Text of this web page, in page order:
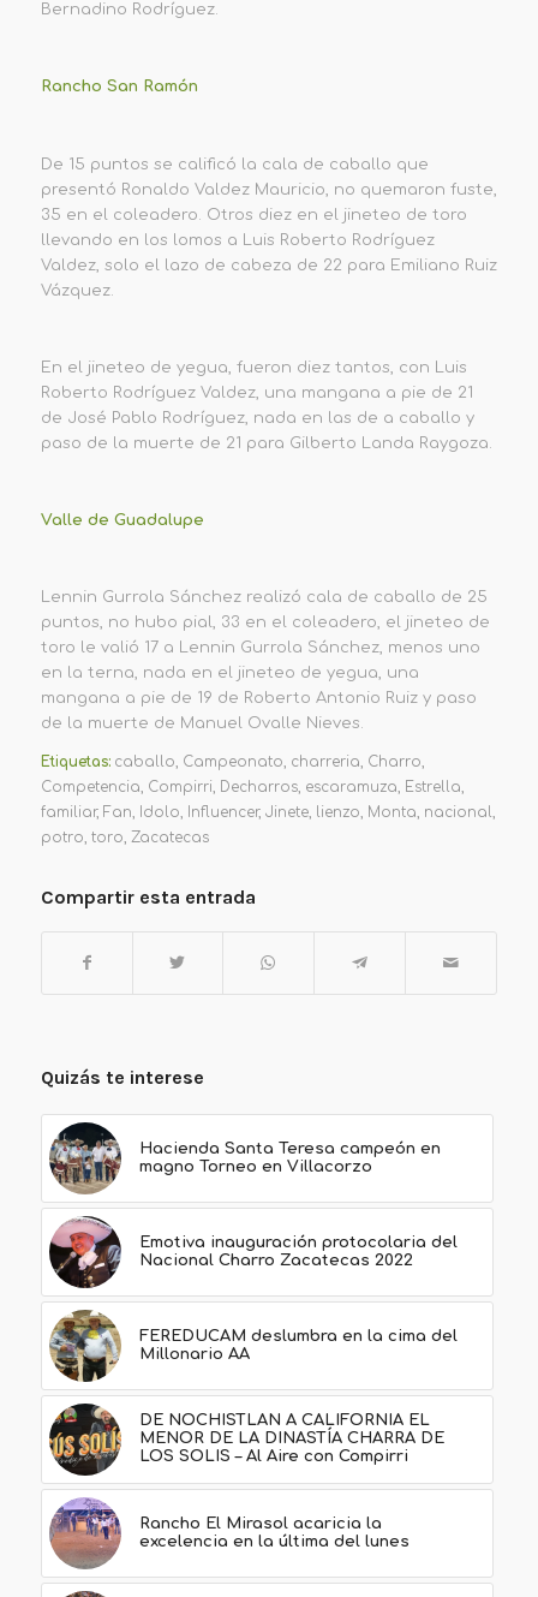
Bernadino Rodríguez.
Rancho San Ramón
De 15 puntos se calificó la cala de caballo que
presentó Ronaldo Valdez Mauricio, no quemaron fuste,
35 en el coleadero. Otros diez en el jineteo de toro
llevando en los lomos a Luis Roberto Rodríguez
Valdez, solo el lazo de cabeza de 22 para Emiliano Ruiz
Vázquez.
En el jineteo de yegua, fueron diez tantos, con Luis
Roberto Rodríguez Valdez, una mangana a pie de 21
de José Pablo Rodríguez, nada en las de a caballo y
paso de la muerte de 21 para Gilberto Landa Raygoza.
Valle de Guadalupe
Lennin Gurrola Sánchez realizó cala de caballo de 25
puntos, no hubo pial, 33 en el coleadero, el jineteo de
toro le valió 17 a Lennin Gurrola Sánchez, menos uno
en la terna, nada en el jineteo de yegua, una
mangana a pie de 19 de Roberto Antonio Ruiz y paso
de la muerte de Manuel Ovalle Nieves.
Etiquetas: caballo, Campeonato, charreria, Charro,
Competencia, Compirri, Decharros, escaramuza, Estrella,
familiar, Fan, Idolo, Influencer, Jinete, lienzo, Monta, nacional,
potro, toro, Zacatecas
Compartir esta entrada
Quizás te interese
Hacienda Santa Teresa campeón en
magno Torneo en Villacorzo
Emotiva inauguración protocolaria del
Nacional Charro Zacatecas 2022
FEREDUCAM deslumbra en la cima del
Millonario AA
DE NOCHISTLAN A CALIFORNIA EL
MENOR DE LA DINASTÍA CHARRA DE
LOS SOLIS – Al Aire con Compirri
Rancho El Mirasol acaricia la
excelencia en la última del lunes